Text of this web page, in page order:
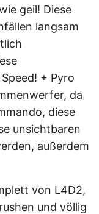
geil! Diese
langsam
+ Pyro
da
diese
unsichtbaren
außerdem
von L4D2,
und völlig